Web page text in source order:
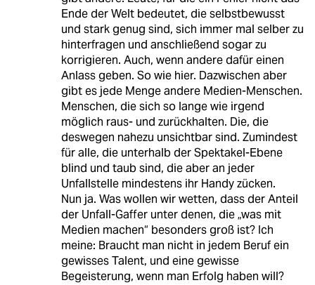
Ende der Welt bedeutet, die selbstbewusst
und stark genug sind, sich immer mal selber zu
hinterfragen und anschließend sogar zu
korrigieren. Auch, wenn andere dafür einen
Anlass geben. So wie hier. Dazwischen aber
gibt es jede Menge andere Medien-Menschen.
Menschen, die sich so lange wie irgend
möglich raus- und zurückhalten. Die, die
deswegen nahezu unsichtbar sind. Zumindest
für alle, die unterhalb der Spektakel-Ebene
blind und taub sind, die aber an jeder
Unfallstelle mindestens ihr Handy zücken.
Nun ja. Was wollen wir wetten, dass der Anteil
der Unfall-Gaffer unter denen, die „was mit
Medien machen“ besonders groß ist? Ich
meine: Braucht man nicht in jedem Beruf ein
gewisses Talent, und eine gewisse
Begeisterung, wenn man Erfolg haben will?